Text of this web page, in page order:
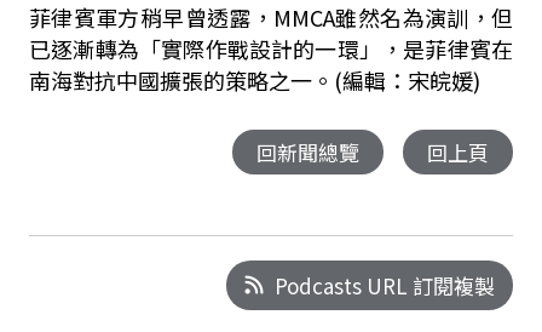
菲律賓軍方稍早曾透露，MMCA雖然名為演訓，但
已逐漸轉為「實際作戰設計的一環」，是菲律賓在
南海對抗中國擴張的策略之一。(編輯：宋皖媛)
回新聞總覽 回上頁
Podcasts URL 訂閱複製